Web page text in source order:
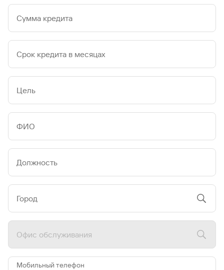
Сумма кредита
Срок кредита в месяцах
Цель
ФИО
Должность
Город
Офис обслуживания
Мобильный телефон